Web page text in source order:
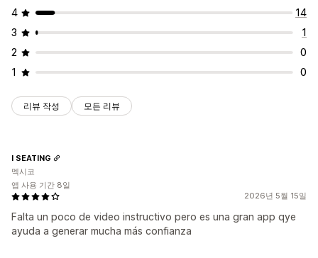
4
14
3
1
2
0
1
0
리뷰 작성 모든 리뷰
2026년 5월 15일
Falta un poco de video instructivo pero es una gran app qye
ayuda a generar mucha más confianza
I SEATING
멕시코
앱 사용 기간 8일